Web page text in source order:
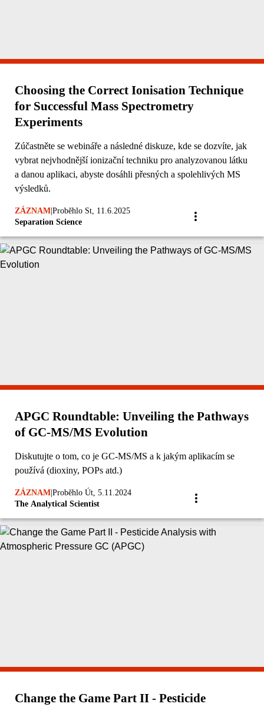
Choosing the Correct Ionisation Technique
for Successful Mass Spectrometry
Experiments
Zúčastněte se webináře a následné diskuze, kde se dozvíte, jak
vybrat nejvhodnější ionizační techniku pro analyzovanou látku
a danou aplikaci, abyste dosáhli přesných a spolehlivých MS
výsledků.
ZÁZNAM Proběhlo St, 11.6.2025
Separation Science
APGC Roundtable: Unveiling the Pathways
of GC-MS/MS Evolution
Diskutujte o tom, co je GC-MS/MS a k jakým aplikacím se
používá (dioxiny, POPs atd.)
ZÁZNAM Proběhlo Út, 5.11.2024
The Analytical Scientist
Change the Game Part II - Pesticide